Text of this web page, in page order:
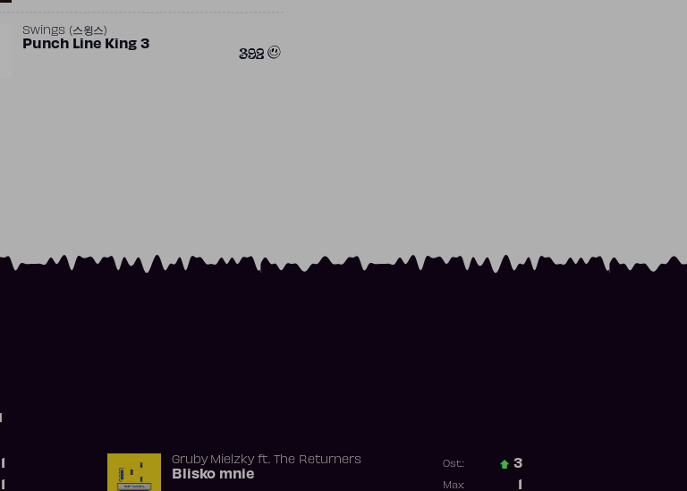
Swings (스윙스)
Punch Line King 3 392
Gruby Mielzkyft. The Returners
Blisko mnie
Ost.: 3
Max: